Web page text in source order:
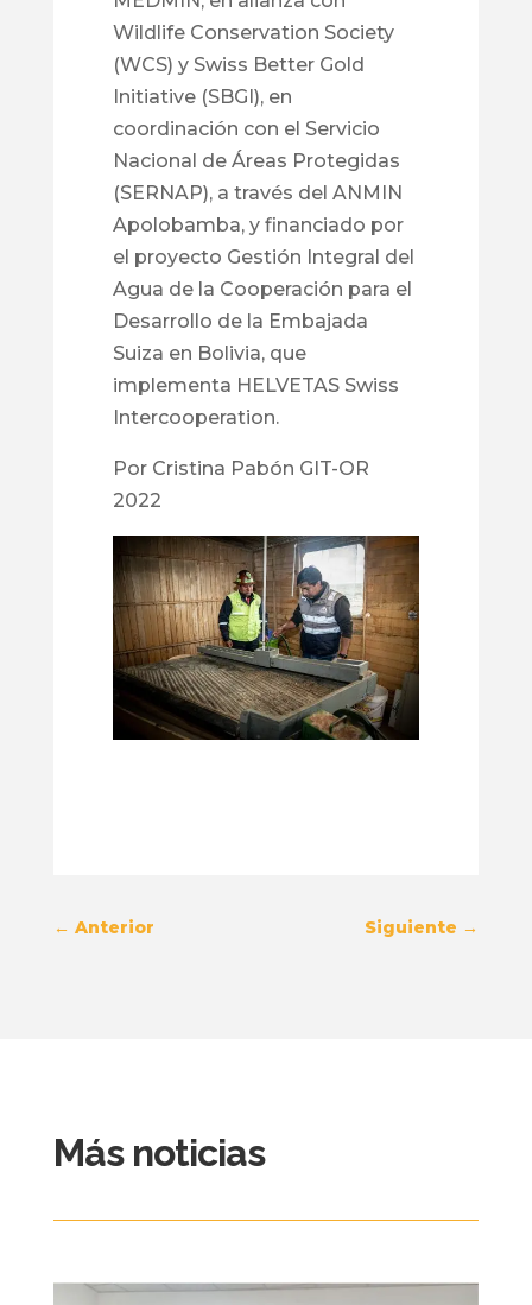
Wildlife Conservation Society
(WCS) y Swiss Better Gold
Initiative (SBGI), en
coordinación con el Servicio
Nacional de Áreas Protegidas
(SERNAP), a través del ANMIN
Apolobamba, y financiado por
el proyecto Gestión Integral del
Agua de la Cooperación para el
Desarrollo de la Embajada
Suiza en Bolivia, que
implementa HELVETAS Swiss
Intercooperation.
Por Cristina Pabón GIT-OR
2022
← Anterior Siguiente →
Más noticias